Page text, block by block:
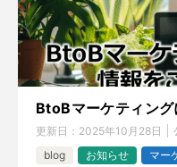
BtoBマーケティン
更新日： 2025年10月28日
blog
お知らせ マー